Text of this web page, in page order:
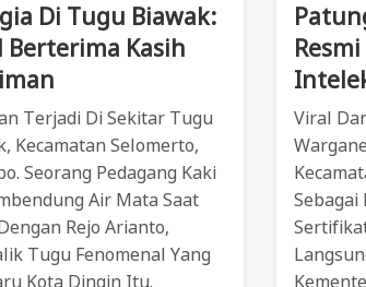
Di Tugu Biawak:
Berterima Kasih
Terjadi Di Sekitar Tugu
Kecamatan Selomerto,
Seorang Pedagang Kaki
Air Mata Saat
Rejo Arianto,
Tugu Fenomenal Yang
Kota Dingin Itu.
Viral
Sebagai